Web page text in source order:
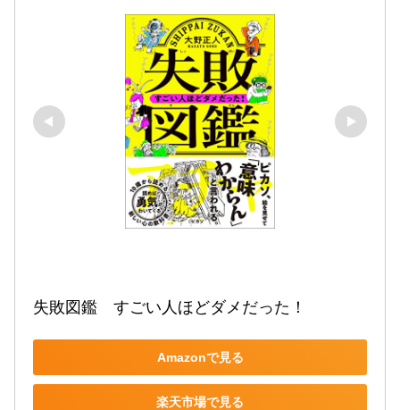
失敗図鑑　すごい人ほどダメだった！
Amazonで見る
楽天市場で見る